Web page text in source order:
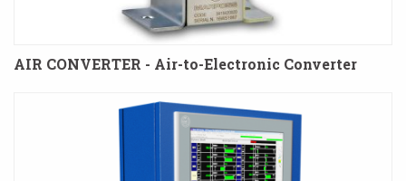
AIR CONVERTER - Air-to-Electronic Converter